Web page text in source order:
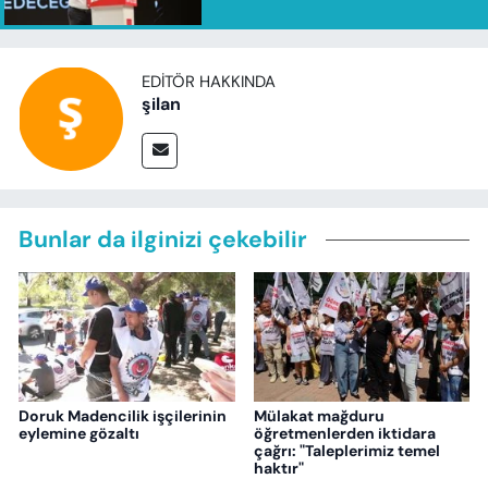
EDITÖR HAKKINDA
şilan
Bunlar da ilginizi çekebilir
Doruk Madencilik işçilerinin
eylemine gözaltı
Mülakat mağduru
öğretmenlerden iktidara
çağrı: "Taleplerimiz temel
haktır"